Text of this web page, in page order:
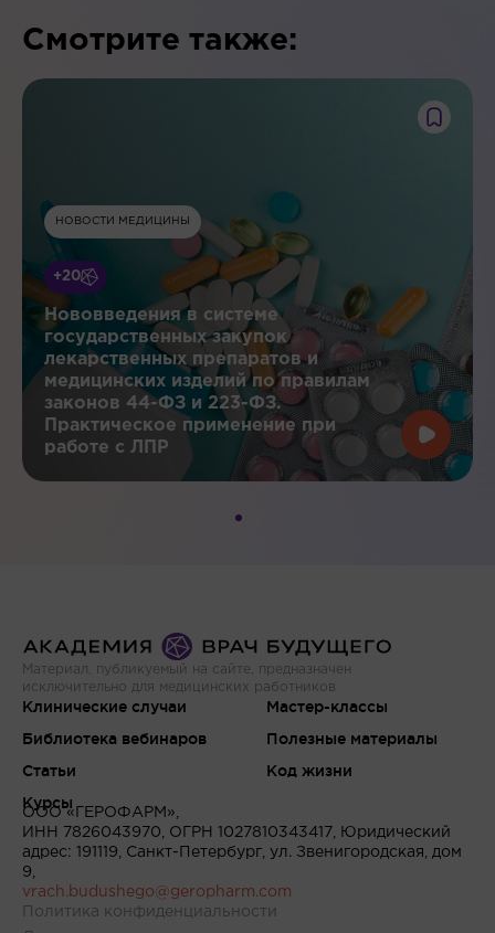
Смотрите также:
НОВОСТИ МЕДИЦИНЫ
+20
Нововведения в системе
государственных закупок
лекарственных препаратов и
медицинских изделий по правилам
законов 44-ФЗ и 223-ФЗ.
Практическое применение при
работе с ЛПР
Материал, публикуемый на сайте, предназначен
исключительно для медицинских работников
Клинические случаи
Библиотека вебинаров
Статьи
Курсы
Мастер-классы
Полезные материалы
Код жизни
ООО «ГЕРОФАРМ»,
ИНН 7826043970, ОГРН 1027810343417, Юридический
адрес: 191119, Санкт-Петербург, ул. Звенигородская, дом
9,
vrach.budushego@geropharm.com
Политика конфиденциальности